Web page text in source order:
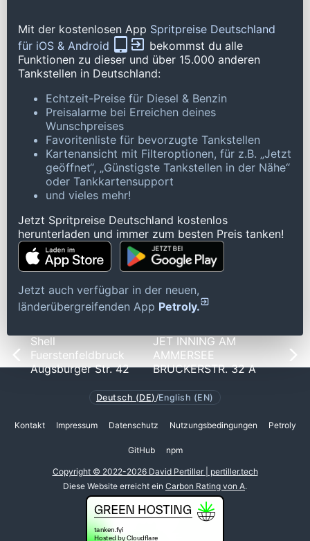
Mit der kostenlosen App Spritpreise Deutschland
für iOS & Android
bekommst du alle
Funktionen zu dieser und über 15.000 anderen
Tankstellen in Deutschland:
Echtzeit-Preise für Diesel & Benzin
Preisalarme bei Erreichen deines
Wunschpreises
Favoritenliste für bevorzugte Tankstellen
Kartenansicht mit Filteroptionen, für z.B. „Jetzt
geöffnet“, „Günstigste Tankstellen in der Nähe“
oder Tankkartensupport
und vieles mehr!
Jetzt Spritpreise Deutschland kostenlos
herunterladen und immer zum besten Preis tanken!
Jetzt auch verfügbar in der neuen,
länderübergreifenden App Petroly.
Shell
Fuerstenfeldbruck
Augsburger Str. 42
JET INNING AM
AMMERSEE
BRUCKERSTR. 32 A
Deutsch (DE) /English (EN)
Kontakt Impressum Datenschutz Nutzungsbedingungen Petroly
GitHub npm
Copyright © 2022-2026 David Pertiller | pertiller.tech
Diese Website erreicht ein Carbon Rating von A.